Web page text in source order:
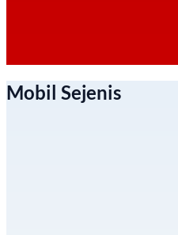
Mobil Sejenis